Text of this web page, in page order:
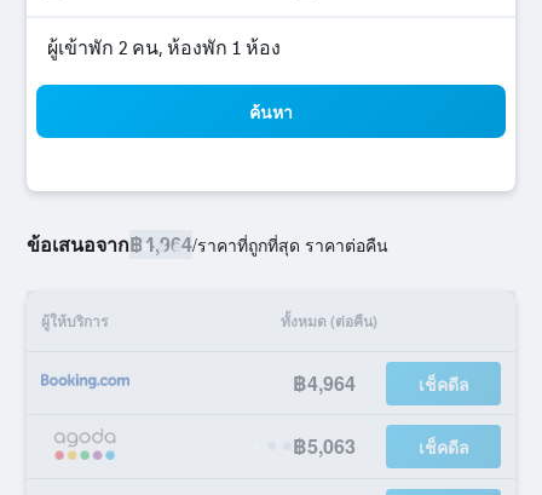
ผู้เข้าพัก 2 คน, ห้องพัก 1 ห้อง
ค้นหา
ข้อเสนอจาก฿4,964/ราคาที่ถูกที่สุด ราคาต่อคืน
ผู้ให้บริการ ทั้งหมด (ต่อคืน)
฿4,964 เช็คดีล
฿5,063 เช็คดีล